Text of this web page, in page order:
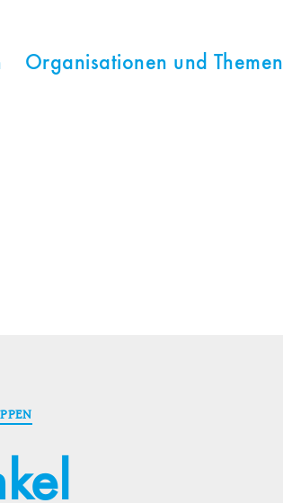
Organisationen und Themen